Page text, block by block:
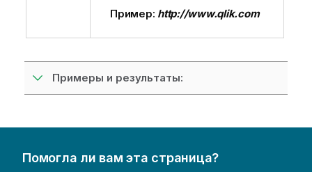
Пример: http://www.qlik.com
Примеры и результаты:
Помогла ли вам эта страница?